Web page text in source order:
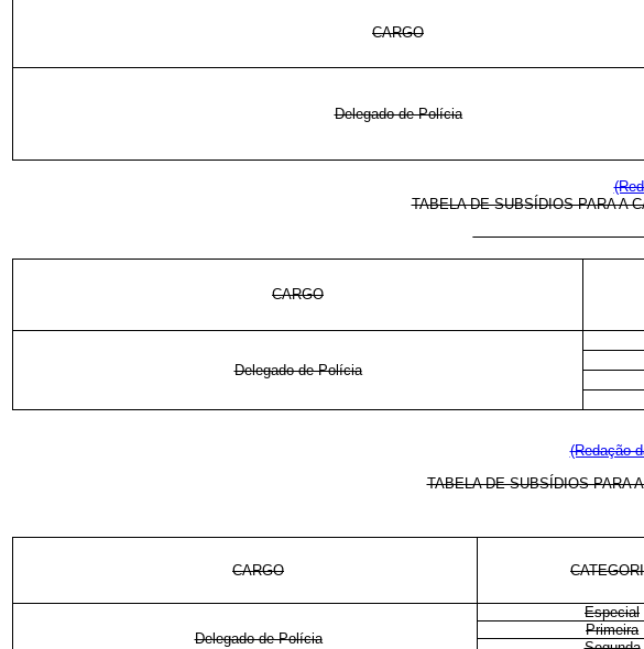
CARGO
Delegado de Polícia
TABELA DE SUBSÍDIOS PARA A
CARGO
Delegado de Polícia
(Redação
TABELA DE SUBSÍDIOS PARA
CARGO
Delegado de Polícia
Especial
Primeira